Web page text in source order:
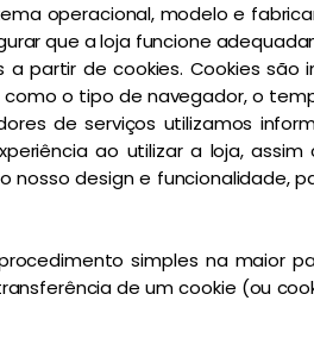
operacional, modelo e
que a loja funcione
partir de cookies. Cookies
o tipo de navegador, o
de serviços utilizamos
ao utilizar a loja,
design e funcionalidade,
simples na maior
de um cookie (ou